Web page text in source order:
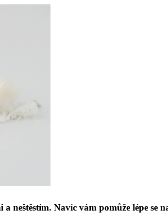
a neštěstím. Navíc vám pomůže lépe se